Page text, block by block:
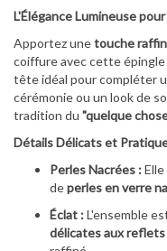
L'Élégance Lumineuse
Apportez unetouche
coiffure avec cette
tête idéal pour compléter
cérémonie ou un look de
tradition du "quelque
Détails Délicats et
Perles Nacrées :
deperles en verre
Éclat :L'ensemble
délicates aux